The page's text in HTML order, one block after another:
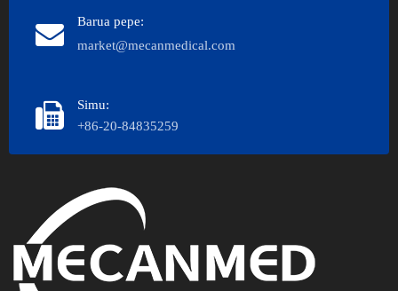
Barua pepe:
market@mecanmedical.com
Simu:
+86-20-84835259